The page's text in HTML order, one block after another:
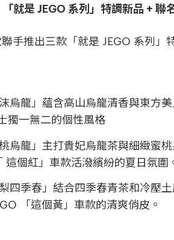
「就是 JEGO 系列」特調新品 +
手推出三款「就是 JEGO 系列」
沫烏龍」蘊含高山烏龍清香與東
獨一無二的個性風格
桃烏龍」主打貴妃烏龍茶與細緻蜜
個紅」車款活潑繽紛的夏日氛圍
梨四季春」結合四季春青茶和冷壓
「這個黃」車款的清爽俏皮。